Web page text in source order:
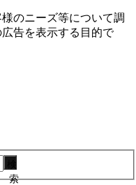
のニーズ等について調
告を表⽰する⽬的で
索